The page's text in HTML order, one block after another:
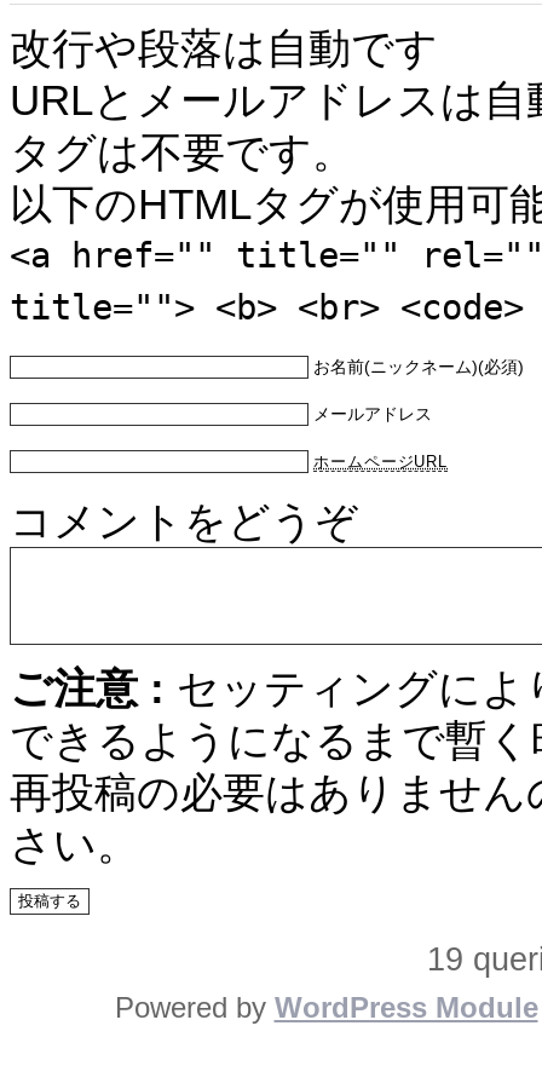
改行や段落は自動です
URLとメールアドレスは
タグは不要です。
以下のHTMLタグが使用可
<a href="" title=""
title=""> <b> <br> <code>
お名前(ニックネーム)(必須)
メールアドレス
ホームページURL
コメントをどうぞ
ご注意 : セッティングによ
できるようになるまで暫
再投稿の必要はありませ
さい。
19
Powered by WordPress Module